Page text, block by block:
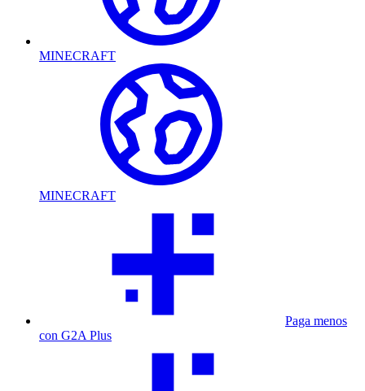
MINECRAFT
MINECRAFT
Paga menos
con G2A Plus